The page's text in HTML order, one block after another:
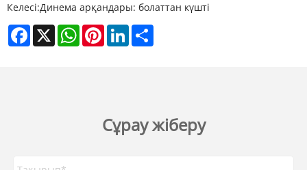
Келесі:Динема арқандары: болаттан күшті
Facebook
X WhatsAppPinterestLinkedIn
Сұрау жіберу